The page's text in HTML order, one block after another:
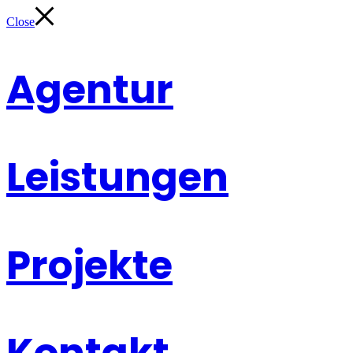
Close
Agentur
Leistungen
Projekte